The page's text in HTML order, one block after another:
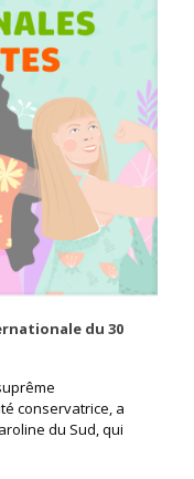
du 30
conservatrice, a
du Sud, qui